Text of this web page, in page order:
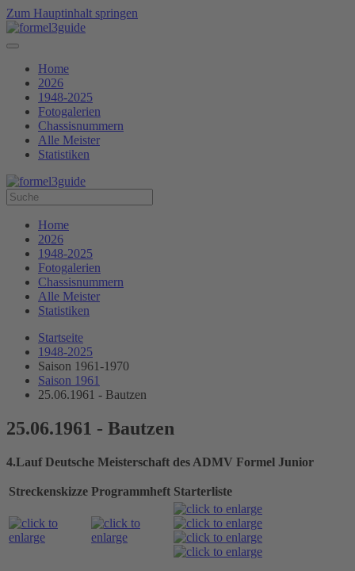
Zum Hauptinhalt springen
Home
2026
1948-2025
Fotogalerien
Chassisnummern
Alle Meister
Statistiken
Home
2026
1948-2025
Fotogalerien
Chassisnummern
Alle Meister
Statistiken
Startseite
1948-2025
Saison 1961-1970
Saison 1961
25.06.1961 - Bautzen
25.06.1961 - Bautzen
4.Lauf Deutsche Meisterschaft des ADMV Formel Junior
Streckenskizze Programmheft Starterliste